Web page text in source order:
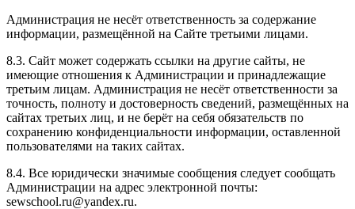
Администрация не несёт ответственность за содержание
информации, размещённой на Сайте третьими лицами.
8.3. Сайт может содержать ссылки на другие сайты, не
имеющие отношения к Администрации и принадлежащие
третьим лицам. Администрация не несёт ответственности за
точность, полноту и достоверность сведений, размещённых на
сайтах третьих лиц, и не берёт на себя обязательств по
сохранению конфиденциальности информации, оставленной
пользователями на таких сайтах.
8.4. Все юридически значимые сообщения следует сообщать
Администрации на адрес электронной почты:
sewschool.ru@yandex.ru.